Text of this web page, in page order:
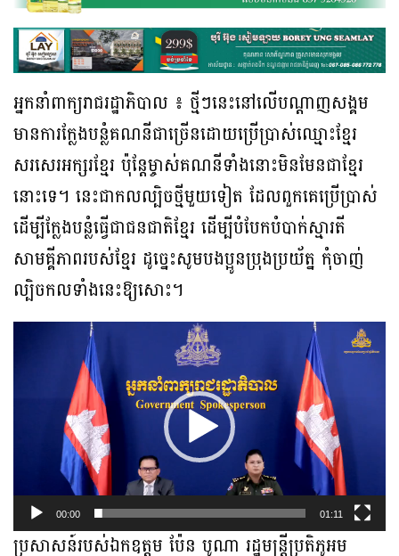
អ្នកនាំពាក្យរាជរដ្ឋាភិបាល ៖ ថ្មីៗនេះនៅលើបណ្តាញសង្គម
មានការក្លែងបន្លំគណនីជាច្រើនដោយប្រើប្រាស់ឈ្មោះខ្មែរ
សរសេរអក្សរខ្មែរ ប៉ុន្តែម្ចាស់គណនីទាំងនោះមិនមែនជាខ្មែរ
នោះទេ។ នេះជាកលល្បិចថ្មីមួយទៀត ដែលពួកគេប្រើប្រាស់
ដើម្បីក្លែងបន្លំធ្វើជាជនជាតិខ្មែរ ដើម្បីបំបែកបំបាក់ស្មារតី
សាមគ្គីភាពរបស់ខ្មែរ ដូច្នេះសូមបងប្អូនប្រុងប្រយ័ត្ន កុំចាញ់
ល្បិចកលទាំងនេះឱ្យសោះ។
00:00 01:11
ប្រសាសន៍របស់ឯកឧត្តម ប៉ែន បូណា រដ្ឋមន្ត្រីប្រតិភូអម